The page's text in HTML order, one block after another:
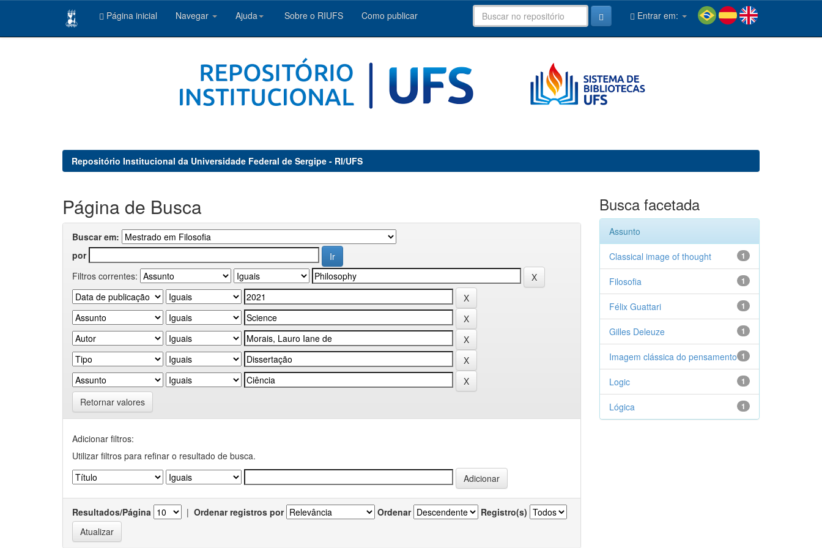
Página inicial Navegar Ajuda Sobre o RIUFS Como publicar Entrar em:
Repositório Institucional da Universidade Federal de Sergipe - RI/UFS
Página de Busca
Buscar em:
por
Filtros correntes:
Retornar valores
Adicionar filtros:
Utilizar filtros para refinar o resultado de busca.
Resultados/Página | Ordenar registros por Ordenar Registro(s)
Busca facetada
Assunto
1
Classical image of thought
1
Filosofia
1
Félix Guattari
1
Gilles Deleuze
1
Imagem clássica do pensamento
1
Logic
1
Lógica